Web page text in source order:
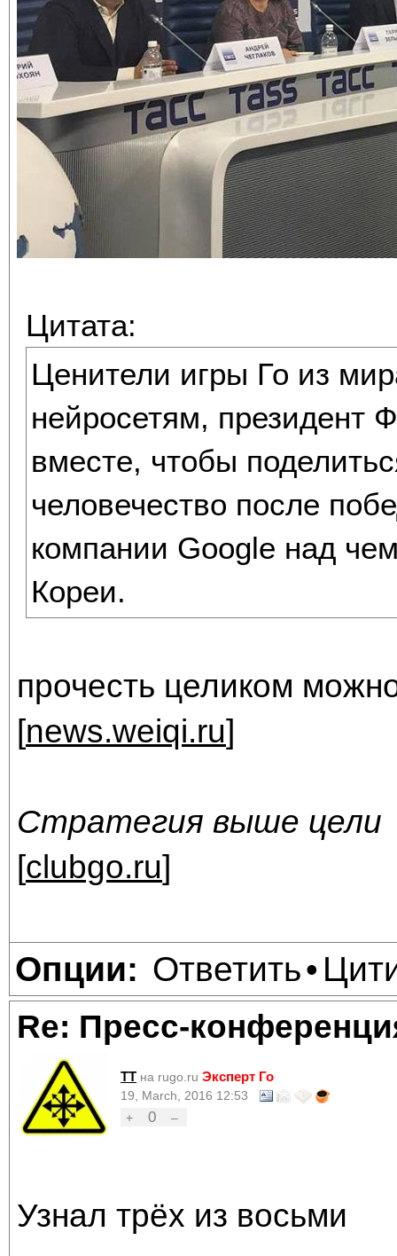
Цитата:
Ценители игры Го из
нейросетям, президент
вместе, чтобы
человечество после
компании Google над
Кореи.
прочесть целиком
[news.weiqi.ru]
Стратегия выше цели
[clubgo.ru]
Опции: Ответить•
Re: Пресс-
TT на rugo.ru Эксперт Го
19, March, 2016 12:53
+
0 –
Узнал трёх из восьми